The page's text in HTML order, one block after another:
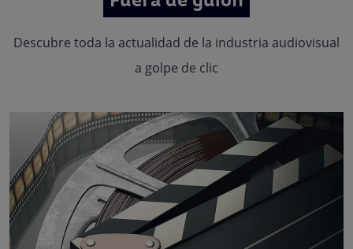
Descubre toda la actualidad de la industria audiovisual
a golpe de clic